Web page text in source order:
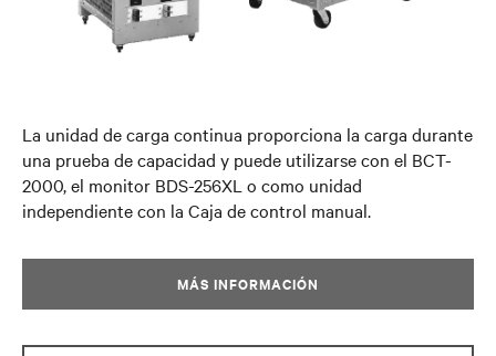
La unidad de carga continua proporciona la carga durante
una prueba de capacidad y puede utilizarse con el BCT-
2000, el monitor BDS-256XL o como unidad
independiente con la Caja de control manual.
MÁS INFORMACIÓN